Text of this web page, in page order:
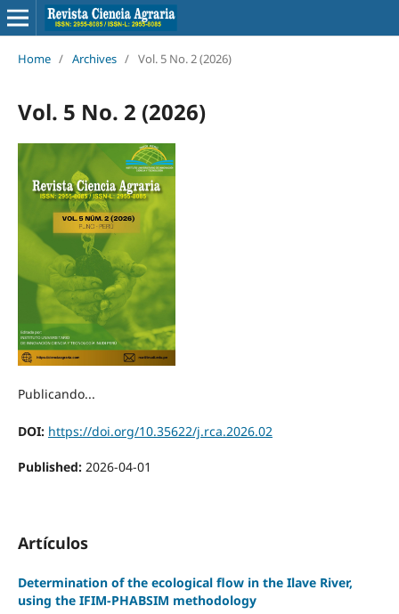
Home / Archives / Vol. 5 No. 2 (2026)
Vol. 5 No. 2 (2026)
Publicando...
DOI: https://doi.org/10.35622/j.rca.2026.02
Published: 2026-04-01
Artículos
Determination of the ecological flow in the Ilave River,
using the IFIM-PHABSIM methodology